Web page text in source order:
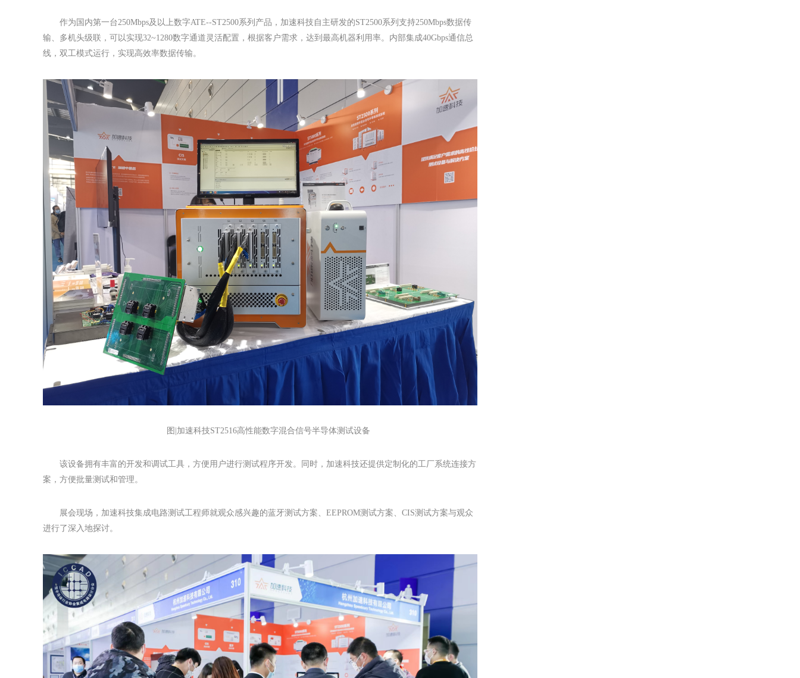
作为国内第一台250Mbps及以上数字ATE--ST2500系列产品，加速科技自主研发的ST2500系列支持250Mbps数据传
输、多机头级联，可以实现32~1280数字通道灵活配置，根据客户需求，达到最高机器利用率。内部集成40Gbps通信总
线，双工模式运行，实现高效率数据传输。
图|加速科技ST2516高性能数字混合信号半导体测试设备
该设备拥有丰富的开发和调试工具，方便用户进行测试程序开发。同时，加速科技还提供定制化的工厂系统连接方
案，方便批量测试和管理。
展会现场，加速科技集成电路测试工程师就观众感兴趣的蓝牙测试方案、EEPROM测试方案、CIS测试方案与观众
进行了深入地探讨。